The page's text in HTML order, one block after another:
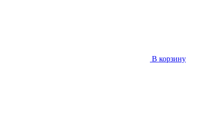
В корзину